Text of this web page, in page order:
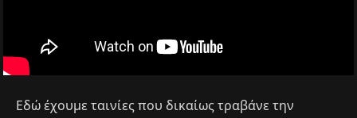
Εδώ έχουμε ταινίες που δικαίως τραβάνε την